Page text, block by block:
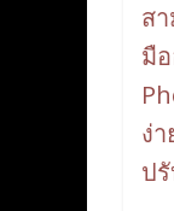
ส
มื
ง่
ป